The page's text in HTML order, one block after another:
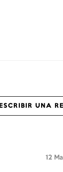
ESCRIBIR UNA
12